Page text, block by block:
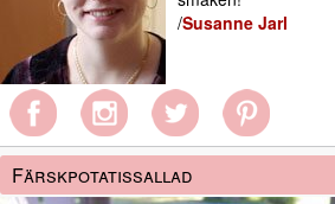
/Susanne Jarl
Färskpotatissallad